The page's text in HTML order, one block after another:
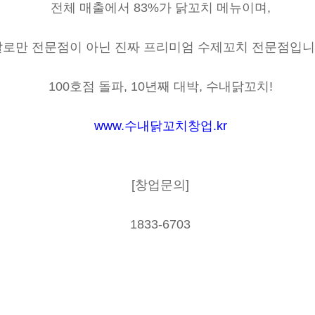
전체 매출에서 83%가 닭꼬치 메뉴이며 ,
로만 전문점이 아닌 진짜 프리미엄 수제꼬치 전문점입
100호점 돌파, 10년째 대박, 수내닭꼬치 !
www.수내닭꼬치창업 .kr
[창업문의]
1833-6703